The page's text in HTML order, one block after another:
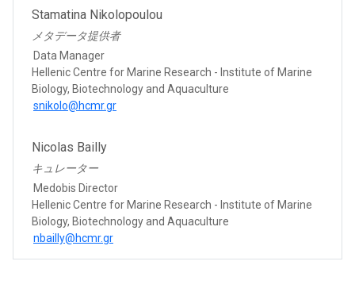
Stamatina Nikolopoulou
メタデータ提供者
Data Manager
Hellenic Centre for Marine Research - Institute of Marine
Biology, Biotechnology and Aquaculture
snikolo@hcmr.gr
Nicolas Bailly
キュレーター
Medobis Director
Hellenic Centre for Marine Research - Institute of Marine
Biology, Biotechnology and Aquaculture
nbailly@hcmr.gr